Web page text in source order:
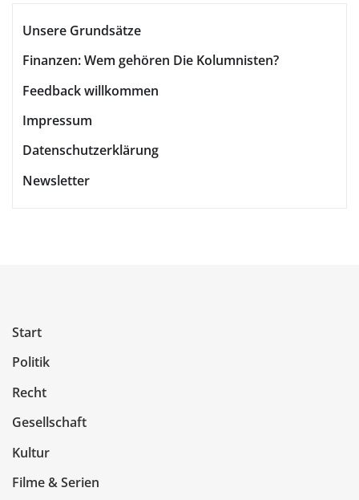
Unsere Grundsätze
Finanzen: Wem gehören Die Kolumnisten?
Feedback willkommen
Impressum
Datenschutzerklärung
Newsletter
Start
Politik
Recht
Gesellschaft
Kultur
Filme & Serien